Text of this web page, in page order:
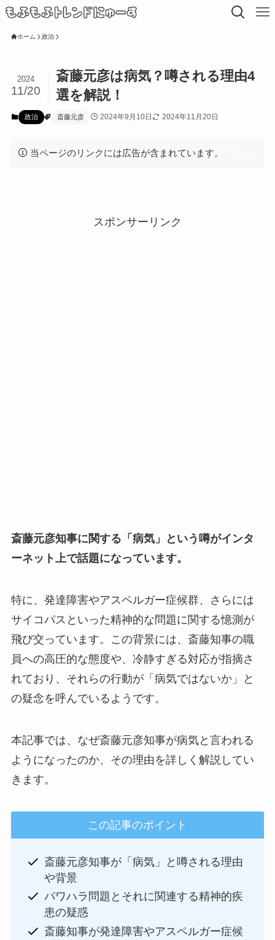
ホーム 政治
斎藤元彦は病気？噂される理由4
選を解説！
2024
11/20
政治 斎藤元彦 2024年9月10日 2024年11月20日
当ページのリンクには広告が含まれています。
スポンサーリンク
斎藤元彦知事に関する「病気」という噂がインタ
ーネット上で話題になっています。
特に、発達障害やアスペルガー症候群、さらには
サイコパスといった精神的な問題に関する憶測が
飛び交っています。この背景には、斎藤知事の職
員への高圧的な態度や、冷静すぎる対応が指摘さ
れており、それらの行動が「病気ではないか」と
の疑念を呼んでいるようです。
本記事では、なぜ斎藤元彦知事が病気と言われる
ようになったのか、その理由を詳しく解説してい
きます。
この記事のポイント
斎藤元彦知事が「病気」と噂される理由
や背景
パワハラ問題とそれに関連する精神的疾
患の疑惑
斎藤知事が発達障害やアスペルガー症候